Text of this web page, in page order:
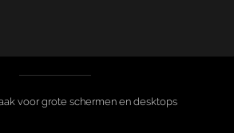
voor grote schermen en desktops